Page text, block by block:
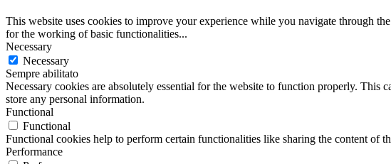
This website uses cookies to improve your experience while you navigate through
for the working of basic functionalities...
Necessary
Necessary
Sempre abilitato
Necessary cookies are absolutely essential for the website to function properly. This
store any personal information.
Functional
Functional
Functional cookies help to perform certain functionalities like sharing the content of
Performance